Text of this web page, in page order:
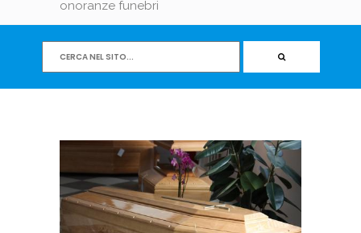
onoranze funebri